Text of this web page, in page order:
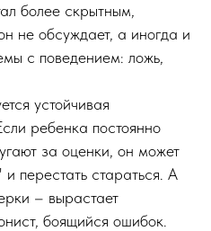
более скрытным,
не обсуждает, а иногда и
с поведением: ложь,
устойчивая
ребенка постоянно
за оценки, он может
и перестать стараться. А
– вырастает
боящийся ошибок.